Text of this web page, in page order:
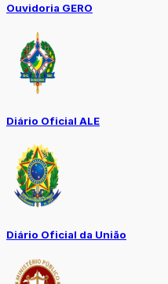
Ouvidoria GERO
Diário Oficial ALE
Diário Oficial da União